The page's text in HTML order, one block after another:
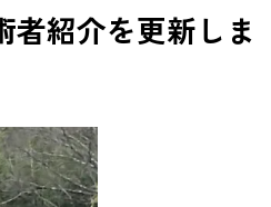
紹介を更新しま